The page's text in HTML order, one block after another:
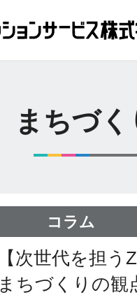
まちづく
コラム
【次世代を担
まちづくりの